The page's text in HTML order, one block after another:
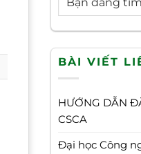
BÀI VIẾT
HƯỚNG DẪN
CSCA
Đại học Công